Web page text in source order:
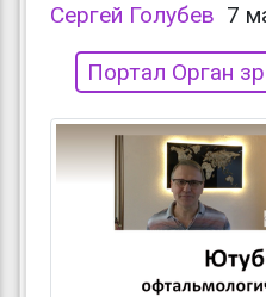
Сергей Голубев 7
Портал Орган